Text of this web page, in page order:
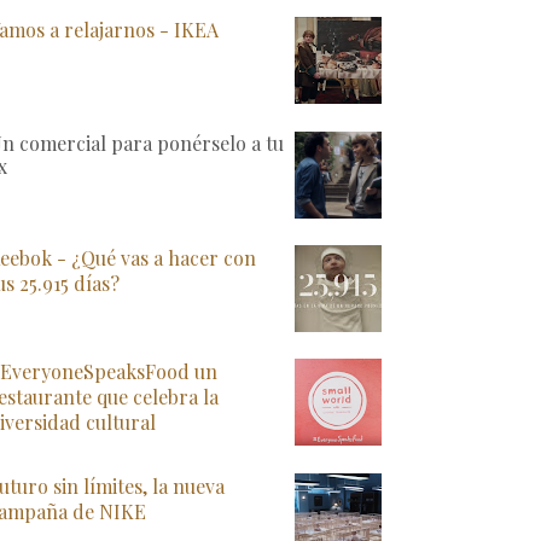
a relajarnos - IKEA
comercial para ponérselo a tu
- ¿Qué vas a hacer con
25.915 días?
un
que celebra la
cultural
sin límites, la nueva
de NIKE